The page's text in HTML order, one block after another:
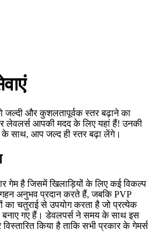
और कुशलतापूर्वक स्तर बढ़ाने का
लेवलर्स आपकी मदद के लिए यहां हैं! उनकी
साथ, आप जल्द ही स्तर बढ़ा लेंगे।
गेम है जिसमें खिलाड़ियों के लिए कई विकल्प
अनुभव प्रदान करते हैं, जबकि PVP
का चतुराई से उपयोग करता है जो प्रत्येक
गए हैं। डेवलपर्स ने समय के साथ इस
किया है ताकि सभी प्रकार के गेमर्स